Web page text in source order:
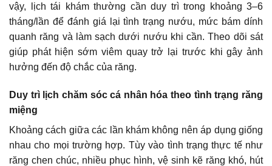
vậy, lịch tái khám thường cần duy trì trong khoảng 3–6
tháng/lần để đánh giá lại tình trạng nướu, mức bám dính
quanh răng và làm sạch dưới nướu khi cần. Theo dõi sát
giúp phát hiện sớm viêm quay trở lại trước khi gây ảnh
hưởng đến độ chắc của răng.
Duy trì lịch chăm sóc cá nhân hóa theo tình trạng răng
miệng
Khoảng cách giữa các lần khám không nên áp dụng giống
nhau cho mọi trường hợp. Tùy vào tình trạng thực tế như
răng chen chúc, nhiều phục hình, vệ sinh kẽ răng khó, hút